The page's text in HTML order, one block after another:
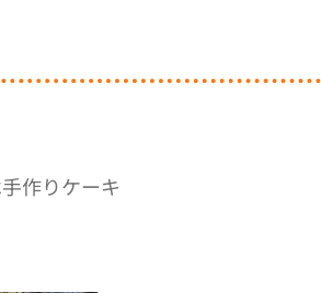
作りケーキ